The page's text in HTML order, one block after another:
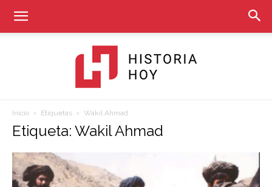
Inicio Etiquetas Wakil Ahmad
Etiqueta: Wakil Ahmad